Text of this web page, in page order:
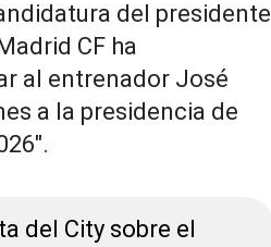
del presidente
CF ha
al entrenador José
a la presidencia de
del City sobre el